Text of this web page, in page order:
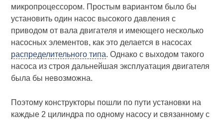
микропроцессором. Простым вариантом было бы
установить один насос высокого давления с
приводом от вала двигателя и имеющего несколько
насосных элементов, как это делается в насосах
распределительного типа. Однако с выходом такого
насоса из строя дальнейшая эксплуатация двигателя
была бы невозможна.
Поэтому конструкторы пошли по пути установки на
каждые 2 цилиндра по одному насосу и связанному с